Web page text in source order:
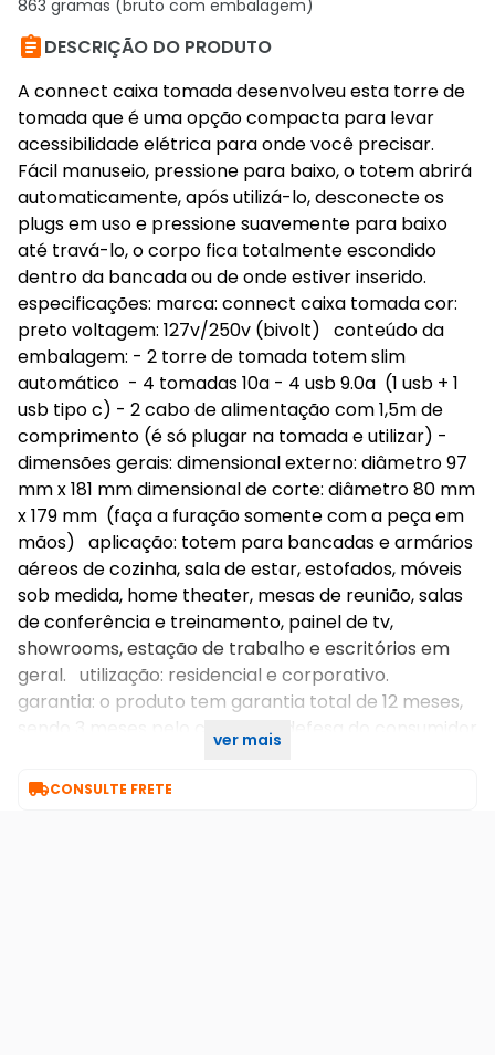
863 gramas (bruto com embalagem)
DESCRIÇÃO DO PRODUTO
A connect caixa tomada desenvolveu esta torre de
tomada que é uma opção compacta para levar
acessibilidade elétrica para onde você precisar.
Fácil manuseio, pressione para baixo, o totem abrirá
automaticamente, após utilizá-lo, desconecte os
plugs em uso e pressione suavemente para baixo
até travá-lo, o corpo fica totalmente escondido
dentro da bancada ou de onde estiver inserido.
especificações: marca: connect caixa tomada cor:
preto voltagem: 127v/250v (bivolt) conteúdo da
embalagem: - 2 torre de tomada totem slim
automático - 4 tomadas 10a - 4 usb 9.0a (1 usb + 1
usb tipo c) - 2 cabo de alimentação com 1,5m de
comprimento (é só plugar na tomada e utilizar) -
dimensões gerais: dimensional externo: diâmetro 97
mm x 181 mm dimensional de corte: diâmetro 80 mm
x 179 mm (faça a furação somente com a peça em
mãos) aplicação: totem para bancadas e armários
aéreos de cozinha, sala de estar, estofados, móveis
sob medida, home theater, mesas de reunião, salas
de conferência e treinamento, painel de tv,
showrooms, estação de trabalho e escritórios em
geral. utilização: residencial e corporativo.
garantia: o produto tem garantia total de 12 meses,
sendo 3 meses pelo código de defesa do consumidor
ver mais
CONSULTE FRETE